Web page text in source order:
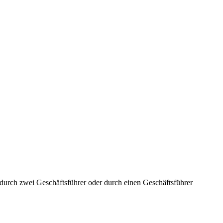
zwei Geschäftsführer oder durch einen Geschäftsführer